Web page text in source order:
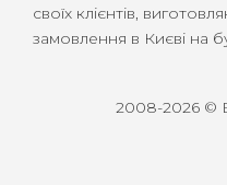
своїх клієнтів,
замовлення в Києві на
2008-2026 ©